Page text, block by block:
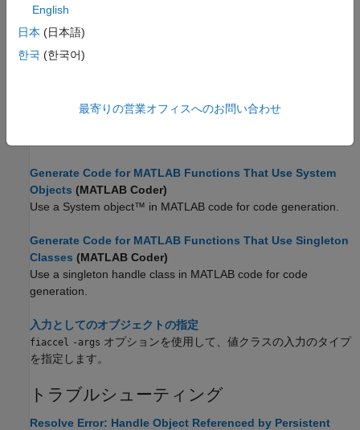
ターの使用
MATLAB の値クラスのコード生成
コード生成用に MATLAB コードで値クラスを使用します。
(MATLAB Coder)
Generate Code for MATLAB Functions That Use System
Objects (MATLAB Coder)
Use a System object™ in MATLAB code for code generation.
Generate Code for MATLAB Functions That Use Singleton
Classes (MATLAB Coder)
Use a singleton handle class in MATLAB code for code
generation.
入力としてのオブジェクトの指定
fiaccel -args オプションを使用して、値クラスの入力のタイプ
を指定します。
トラブルシューティング
Resolve Error: Handle Object Referenced by Persistent
English
日本 (日本語)
한국 (한국어)
最寄りの営業オフィスへのお問い合わせ